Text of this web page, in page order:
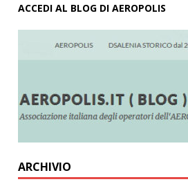
ACCEDI AL BLOG DI AEROPOLIS
ARCHIVIO